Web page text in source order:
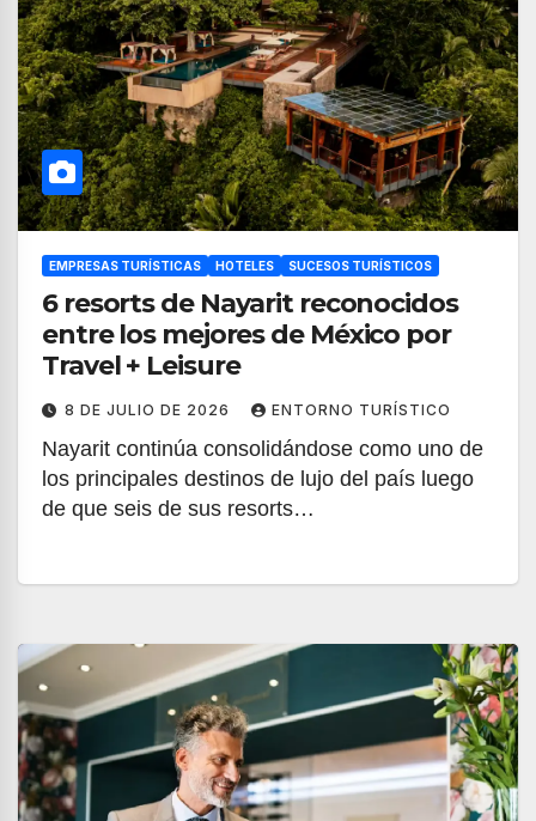
EMPRESAS TURÍSTICAS HOTELES SUCESOS TURÍSTICOS
6 resorts de Nayarit reconocidos
entre los mejores de México por
Travel + Leisure
8 DE JULIO DE 2026 ENTORNO TURÍSTICO
Nayarit continúa consolidándose como uno de
los principales destinos de lujo del país luego
de que seis de sus resorts…